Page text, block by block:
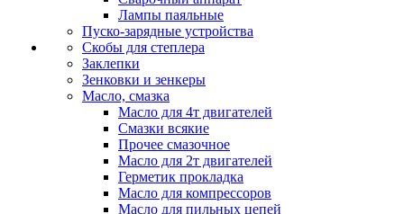
Лампы паяльные
Пуско-зарядные устройства
Скобы для степлера
Заклепки
Зенковки и зенкеры
Масло, смазка
Масло для 4т двигателей
Смазки всякие
Прочее смазочное
Масло для 2т двигателей
Герметик прокладка
Масло для компрессоров
Масло для пильных цепей